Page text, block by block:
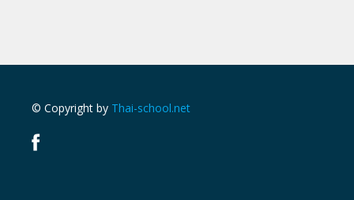
© Copyright by Thai-school.net